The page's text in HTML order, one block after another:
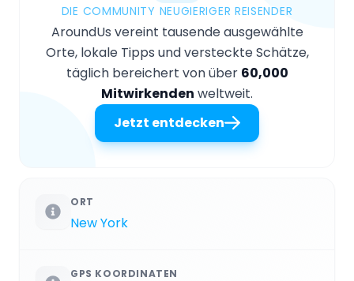
DIE COMMUNITY NEUGIERIGER REISENDER
AroundUs vereint tausende ausgewählte
Orte, lokale Tipps und versteckte Schätze,
täglich bereichert von über 60,000
Mitwirkenden weltweit.
Jetzt entdecken
ORT
New York
GPS KOORDINATEN